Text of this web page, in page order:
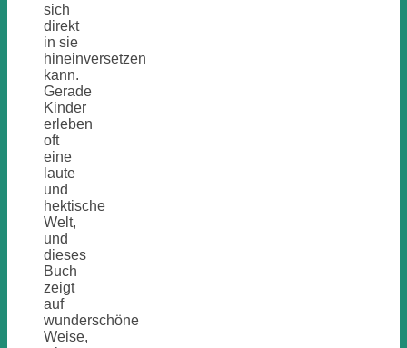
sich
direkt
in sie
hineinversetzen
kann.
Gerade
Kinder
erleben
oft
eine
laute
und
hektische
Welt,
und
dieses
Buch
zeigt
auf
wunderschöne
Weise,